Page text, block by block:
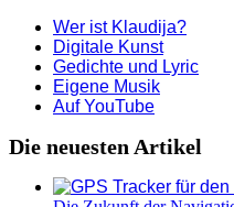
Wer ist Klaudija?
Digitale Kunst
Gedichte und Lyric
Eigene Musik
Auf YouTube
Die neuesten Artikel